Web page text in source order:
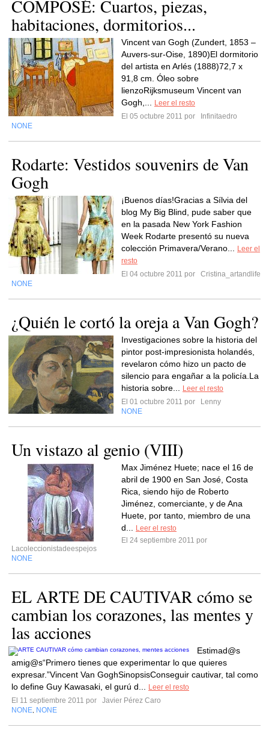
COMPOSÉ: Cuartos, piezas,
habitaciones, dormitorios...
Vincent van Gogh (Zundert, 1853 –
Auvers-sur-Oise, 1890)El dormitorio
del artista en Arlés (1888)72,7 x
91,8 cm. Óleo sobre
lienzoRijksmuseum Vincent van
Gogh,...
Leer el resto
El 05 octubre 2011 por
Infinitaedro
NONE
Rodarte: Vestidos souvenirs de Van
Gogh
¡Buenos días!Gracias a Sílvia del
blog My Big Blind, pude saber que
en la pasada New York Fashion
Week Rodarte presentó su nueva
colección Primavera/Verano...
Leer el
resto
El 04 octubre 2011 por
Cristina_artandlife
NONE
¿Quién le cortó la oreja a Van Gogh?
Investigaciones sobre la historia del
pintor post-impresionista holandés,
revelaron cómo hizo un pacto de
silencio para engañar a la policía.La
historia sobre...
Leer el resto
El 01 octubre 2011 por
Lenny
NONE
Un vistazo al genio (VIII)
Max Jiménez Huete; nace el 16 de
abril de 1900 en San José, Costa
Rica, siendo hijo de Roberto
Jiménez, comerciante, y de Ana
Huete, por tanto, miembro de una
d...
Leer el resto
El 24 septiembre 2011 por
Lacoleccionistadeespejos
NONE
EL ARTE DE CAUTIVAR cómo se
cambian los corazones, las mentes y
las acciones
Estimad@s
amig@s“Primero tienes que experimentar lo que quieres
expresar.”Vincent Van GoghSinopsisConseguir cautivar, tal como
lo define Guy Kawasaki, el gurú d...
Leer el resto
El 11 septiembre 2011 por
Javier Pérez Caro
NONE NONE